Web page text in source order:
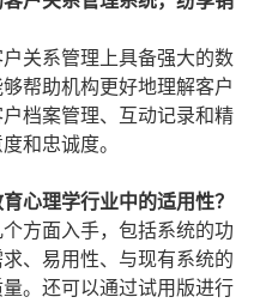
关系管理上具备强大的数
帮助机构更好地理解客户
档案管理、互动记录和精
和忠诚度。
心理学行业中的适用性？
方面入手，包括系统的功
、易用性、与现有系统的
。还可以通过试用版进行